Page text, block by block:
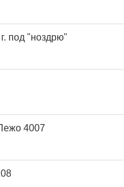
под "ноздрю"
4007